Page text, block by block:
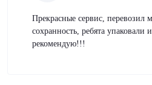
Прекрасные сервис, перевозил
сохранность, ребята упаковали
рекомендую!!!